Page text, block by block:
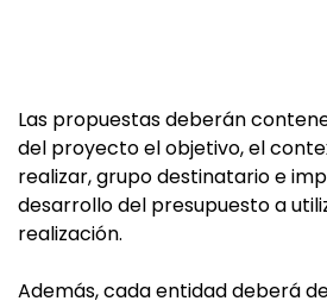
Las propuestas deberán
del proyecto el objetivo, el
realizar, grupo destinatario e
desarrollo del presupuesto a
realización.
Además, cada entidad deberá